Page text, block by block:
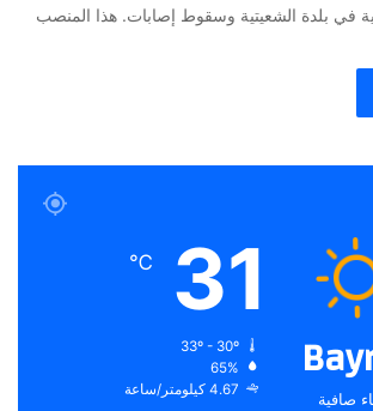
في بلدة الشعيتية وسقوط إصابات. هذا المنصب
صافية
31
℃
65%
4.67 كيلومتر/ساعة